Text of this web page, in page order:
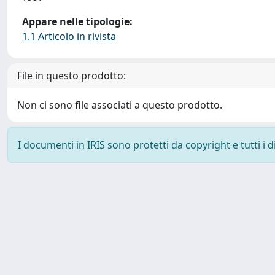
Appare nelle tipologie:
1.1 Articolo in rivista
File in questo prodotto:
Non ci sono file associati a questo prodotto.
I documenti in IRIS sono protetti da copyright e tutti i